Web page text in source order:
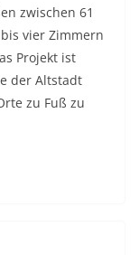
zwischen 61
vier Zimmern
Projekt ist
der Altstadt
zu Fuß zu